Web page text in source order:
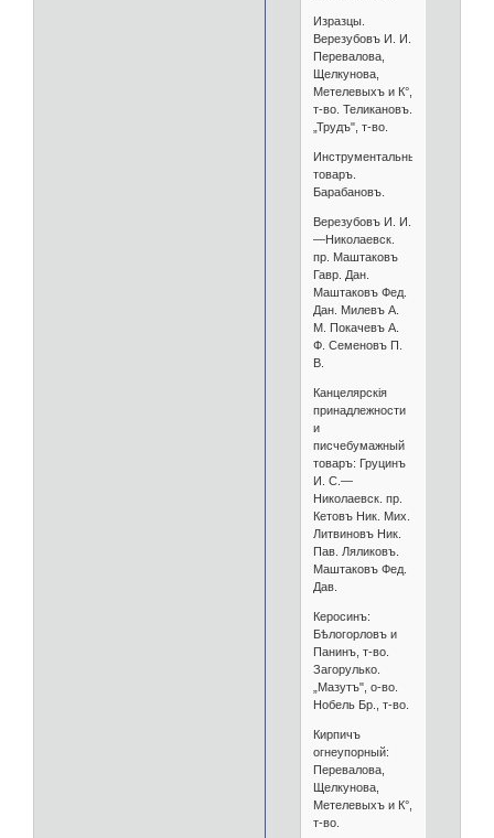
Изразцы.
Верезубовъ И. И.
Перевалова,
Щелкунова,
Метелевыхъ и К°,
т-во. Теликановъ.
„Трудъ", т-во.
Инструментальный
товаръ.
Барабановъ.
Верезубовъ И. И.
—Николаевск.
пр. Маштаковъ
Гавр. Дан.
Маштаковъ Фед.
Дан. Милевъ А.
М. Покачевъ А.
Ф. Семеновъ П.
В.
Канцелярскія
принадлежности
и
писчебумажный
товаръ: Груцинъ
И. С.—
Николаевск. пр.
Кетовъ Ник. Мих.
Литвиновъ Ник.
Пав. Ляликовъ.
Маштаковъ Фед.
Дав.
Керосинъ:
Бѣлогорловъ и
Панинъ, т-во.
Загорулько.
„Мазутъ", о-во.
Нобель Бр., т-во.
Кирпичъ
огнеупорный:
Перевалова,
Щелкунова,
Метелевыхъ и К°,
т-во.